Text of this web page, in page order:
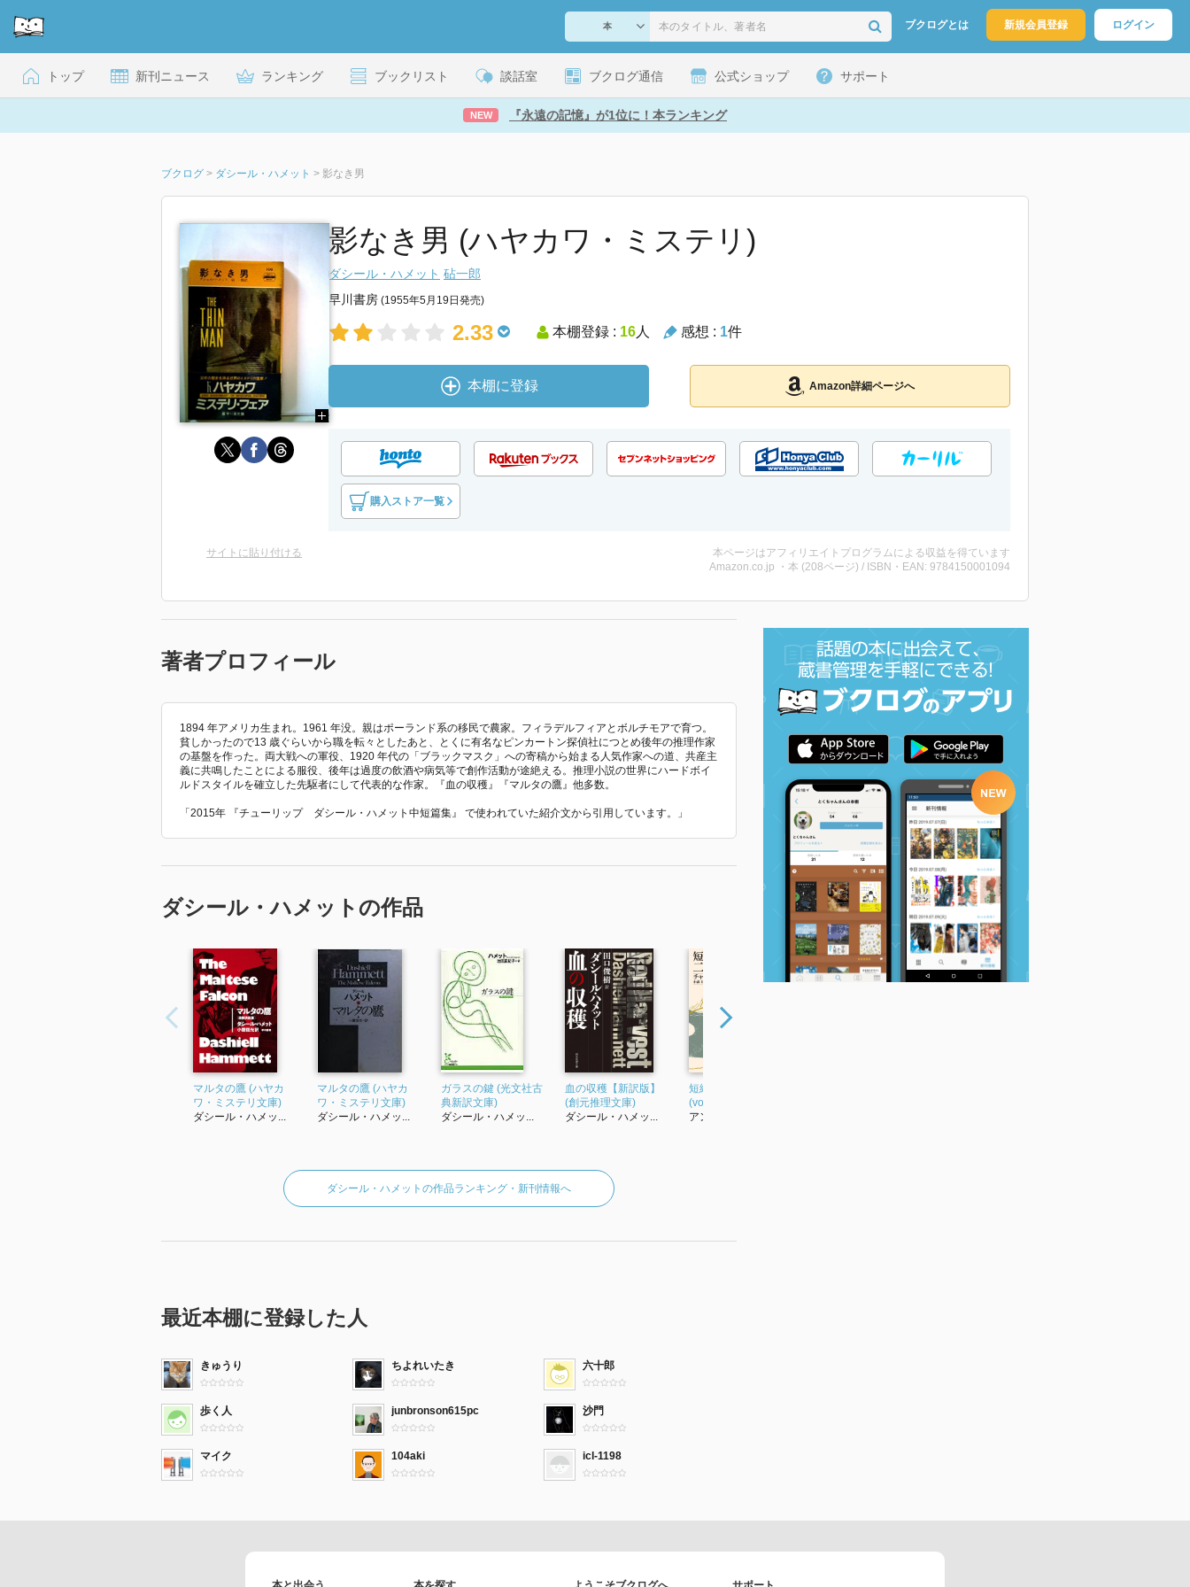
ブクログとは 新規会員登録 ログイン
トップ 新刊ニュース ランキング ブックリスト 談話室 ブクログ通信 公式ショップ サポート
NEW 『永遠の記憶』が1位に！本ランキング
ブクログ > ダシール・ハメット > 影なき男
影なき男 (ハヤカワ・ミステリ)
ダシール・ハメット 砧一郎
早川書房 (1955年5月19日発売)
2.33 本棚登録 : 16人 感想 : 1件
本棚に登録 Amazon詳細ページへ
購入ストア一覧
サイトに貼り付ける
本ページはアフィリエイトプログラムによる収益を得ています
Amazon.co.jp ・本 (208ページ) / ISBN・EAN: 9784150001094
著者プロフィール
1894 年アメリカ生まれ。1961 年没。親はポーランド系の移民で農家。フィラデルフィアとボルチモアで育つ。
貧しかったので13 歳ぐらいから職を転々としたあと、とくに有名なピンカートン探偵社につとめ後年の推理作家
の基盤を作った。両大戦への軍役、1920 年代の「ブラックマスク」への寄稿から始まる人気作家への道、共産主
義に共鳴したことによる服役、後年は過度の飲酒や病気等で創作活動が途絶える。推理小説の世界にハードボイ
ルドスタイルを確立した先駆者にして代表的な作家。『血の収穫』『マルタの鷹』他多数。
「2015年 『チューリップ ダシール・ハメット中短篇集』 で使われていた紹介文から引用しています。」
ダシール・ハメットの作品
マルタの鷹 (ハヤカ
ワ・ミステリ文庫)
ダシール・ハメッ...
マルタの鷹 (ハヤカ
ワ・ミステリ文庫)
ダシール・ハメッ...
ガラスの鍵 (光文社古
典新訳文庫)
ダシール・ハメッ...
血の収穫【新訳版】
(創元推理文庫)
ダシール・ハメッ...
短編ミステリの二百年
(vol.2) (創元推理文庫)
アンソロジー
ダシール・ハメットの作品ランキング・新刊情報へ
最近本棚に登録した人
きゅうり ちよれいたき 六十郎
歩く人 junbronson615pc 沙門
マイク 104aki icl-1198